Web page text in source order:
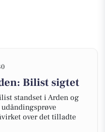
Bilist sigtet
standset i Arden og
over det tilladte